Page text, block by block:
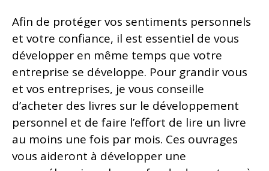
Afin de protéger vos sentiments personnels
et votre confiance, il est essentiel de vous
développer en même temps que votre
entreprise se développe. Pour grandir vous
et vos entreprises, je vous conseille
d’acheter des livres sur le développement
personnel et de faire l’effort de lire un livre
au moins une fois par mois. Ces ouvrages
vous aideront à développer une